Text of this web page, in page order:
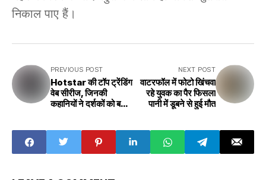
निकाल पाए हैं।
PREVIOUS POST
Hotstar की टॉप ट्रेंडिंग
वेब सीरीज, जिनकी
कहानियों ने दर्शकों को बना
NEXT POST
वाटरफॉल में फोटो खिंचवा
रहे युवक का पैर फिसला
पानी में डूबने से हुई मौत